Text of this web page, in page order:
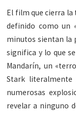
El film que cierra
definido como un
minutos sientan la
significa y lo que
Mandarín, un
Stark literalmente
numerosas
revelar a ninguno